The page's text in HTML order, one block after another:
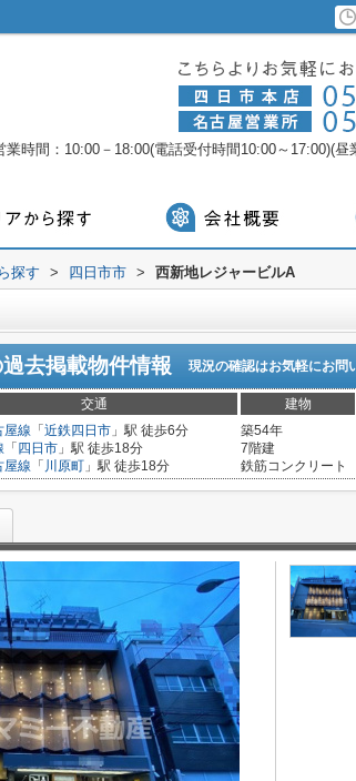
業時間：10:00－18:00(電話受付時間10:00～17:00)(
探す > 四日市市 > 西新地レジャービルA
去掲載物件情報 現況の確認はお気軽にお問
交通 建物
屋線 「 近鉄四日市 」駅 徒歩6分
「 四日市 」駅 徒歩18分
屋線 「 川原町 」駅 徒歩18分
築54年
7階建
鉄筋コンクリート